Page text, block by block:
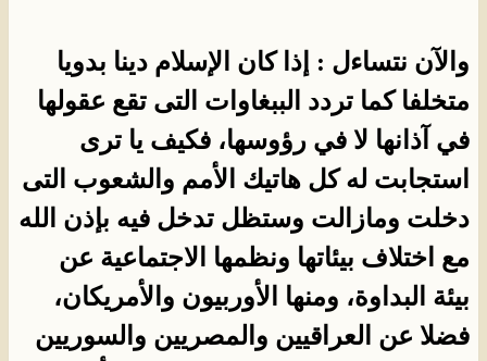
والآن نتساءل : إذا كان الإسلام دينا بدويا
متخلفا كما تردد الببغاوات التى تقع عقولها
في آذانها لا في رؤوسها، فكيف يا ترى
استجابت له كل هاتيك الأمم والشعوب التى
دخلت ومازالت وستظل تدخل فيه بإذن الله
مع اختلاف بيئاتها ونظمها الاجتماعية عن
بيئة البداوة، ومنها الأوربيون والأمريكان،
فضلا عن العراقيين والمصريين والسوريين